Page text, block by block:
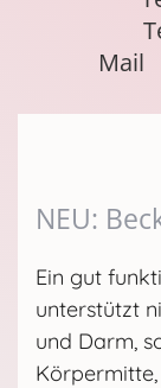
Mail
NEU:
Ein gut
unterstützt
und Darm,